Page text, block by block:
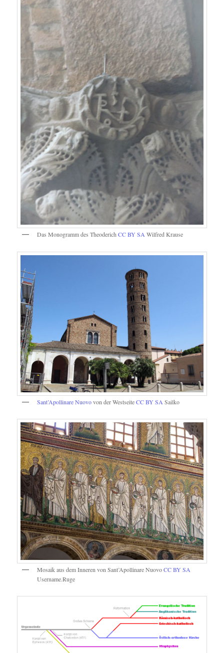
Das Monogramm des TheoderichCC BY SA Wilfred Krause
Sant’Apollinare Nuovovon der WestseiteCC BY SA Sailko
Mosaik aus dem Inneren von Sant’Apollinare NuovoCC BY SA
Username.Ruge